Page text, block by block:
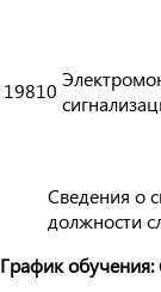
19810
Сведения о
должности
График обучения: